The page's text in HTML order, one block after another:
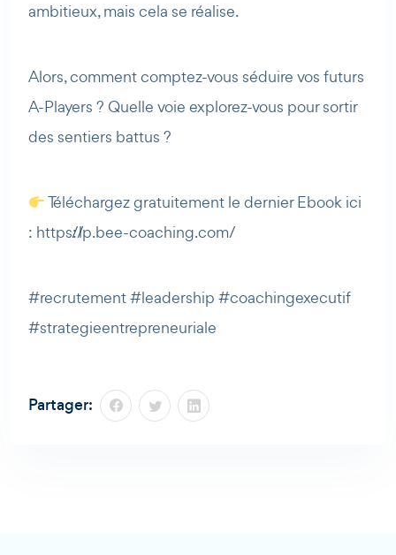
ambitieux, mais cela se réalise.
Alors, comment comptez-vous séduire vos futurs
A-Players ? Quelle voie explorez-vous pour sortir
des sentiers battus ?
Téléchargez gratuitement le dernier Ebook ici
: https://lp.bee-coaching.com/
#recrutement #leadership #coachingexecutif
#strategieentrepreneuriale
Partager: